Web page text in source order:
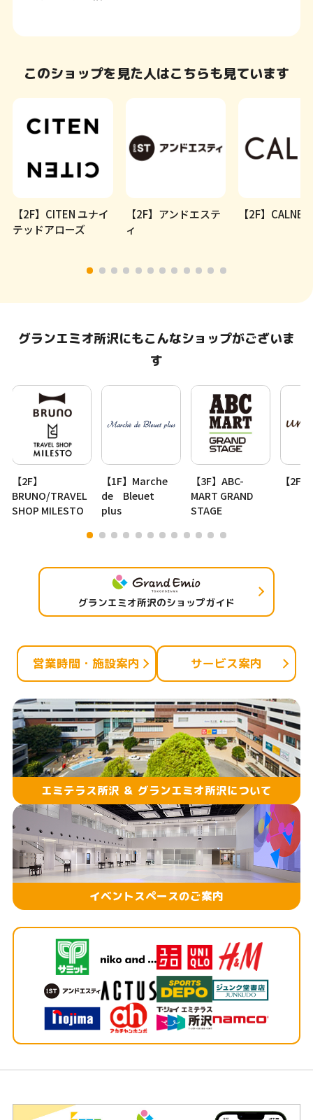
このショップを見た人はこちらも見ています
【2F】CITEN ユナイ
テッドアローズ
【2F】アンドエステ
ィ
【2F】CALNE
グランエミオ所沢にもこんなショップがございま
す
【2F】
BRUNO/TRAVEL
SHOP MILESTO
【1F】Marche
de Bleuet
plus
【3F】ABC-
MART GRAND
STAGE
【2F
グランエミオ所沢のショップガイド
営業時間・施設案内 サービス案内
エミテラス所沢 ＆ グランエミオ所沢について
イベントスペースのご案内